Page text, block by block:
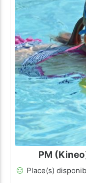
PM
Place(s)